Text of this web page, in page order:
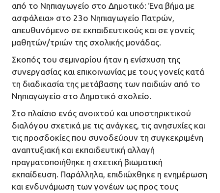
από το Νηπιαγωγείο στο Δημοτικό: Ένα βήμα με
ασφάλεια» στο 23ο Νηπιαγωγείο Πατρών,
απευθυνόμενο σε εκπαιδευτικούς και σε γονείς
μαθητών/τριών της σχολικής μονάδας.
Σκοπός του σεμιναρίου ήταν η ενίσχυση της
συνεργασίας και επικοινωνίας με τους γονείς κατά
τη διαδικασία της μετάβασης των παιδιών από το
Νηπιαγωγείο στο Δημοτικό σχολείο.
Στο πλαίσιο ενός ανοιχτού και υποστηρικτικού
διαλόγου σχετικά με τις ανάγκες, τις ανησυχίες και
τις προσδοκίες που συνοδεύουν τη συγκεκριμένη
αναπτυξιακή και εκπαιδευτική αλλαγή
πραγματοποιήθηκε η σχετική βιωματική
εκπαίδευση. Παράλληλα, επιδιώχθηκε η ενημέρωση
και ενδυνάμωση των γονέων ως προς τους